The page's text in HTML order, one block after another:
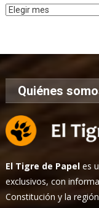
Archivo
Quiénes
El Tigre de Papel es
exclusivos, con
Constitución y la